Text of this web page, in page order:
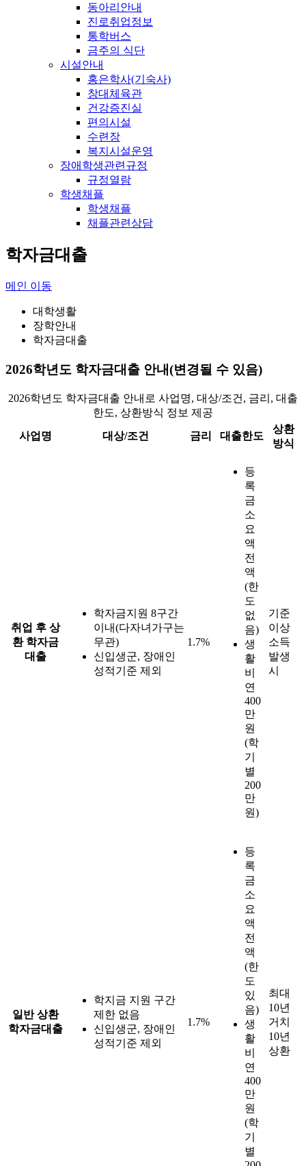
동아리안내
진로취업정보
통학버스
금주의 식단
시설안내
홍은학사(기숙사)
창대체육관
건강증진실
편의시설
수련장
복지시설운영
장애학생관련규정
규정열람
학생채플
학생채플
채플관련상담
학자금대출
메인 이동
대학생활
장학안내
학자금대출
2026학년도 학자금대출 안내(변경될 수 있음)
2026학년도 학자금대출 안내로 사업명, 대상/조건, 금리, 대출
한도, 상환방식 정보 제공
사업명
대상/조건 금리 대출한도
상환
방식
취업 후 상
환 학자금
대출
학자금지원 8구간
이내(다자녀가구는
무관)
신입생군, 장애인
성적기준 제외
1.7%
등
록
금
소
요
액
전
액
(한
도
없
음)
생
활
비
연
400
만
원
(학
기
별
200
만
원)
기준
이상
소득
발생
시
일반 상환
학자금대출
학지금 지원 구간
제한 없음
신입생군, 장애인
성적기준 제외
1.7%
등
록
금
소
요
액
전
액
(한
도
있
음)
생
활
비
연
400
만
원
(학
기
별
최대
10년
거치
10년
상환